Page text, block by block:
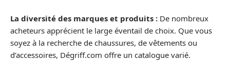
La diversité des marques et produits : De nombreux
acheteurs apprécient le large éventail de choix. Que vous
soyez à la recherche de chaussures, de vêtements ou
d’accessoires, Dégriff.com offre un catalogue varié.